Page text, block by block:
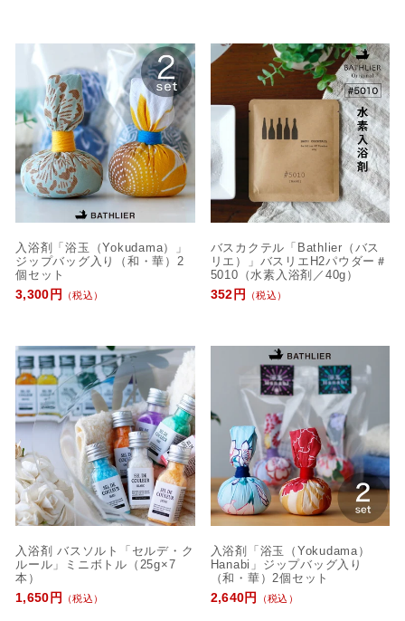
入浴剤「浴玉（Yokudama）」
ジップバッグ入り（和・華）2
個セット
3,300円
（税込）
バスカクテル「Bathlier（バス
リエ）」バスリエH2パウダー＃
5010（水素入浴剤／40g）
352円
（税込）
入浴剤 バスソルト「セルデ・ク
ルール」ミニボトル（25g×7
本）
1,650円
（税込）
入浴剤「浴玉（Yokudama）
Hanabi」ジップバッグ入り
（和・華）2個セット
2,640円
（税込）